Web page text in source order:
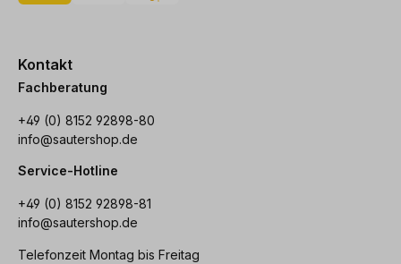
Kontakt
Fachberatung
+49 (0) 8152 92898-80
info@sautershop.de
Service-Hotline
+49 (0) 8152 92898-81
info@sautershop.de
Telefonzeit Montag bis Freitag